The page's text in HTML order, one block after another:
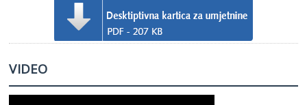
VIDEO